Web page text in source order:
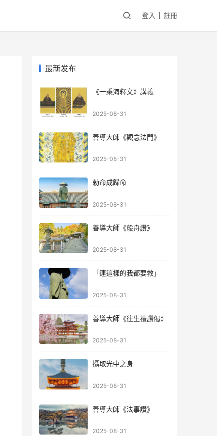
登入 註冊
最新发布
《一乘海釋文》講義
2025-08-31
善導大師《觀念法門》
2025-08-31
勅命成歸命
2025-08-31
善導大師《般舟讚》
2025-08-31
「連這樣的我都要救」
2025-08-31
善導大師《往生禮讚偈》
2025-08-31
攝取光中之身
2025-08-31
善導大師《法事讚》
2025-08-31